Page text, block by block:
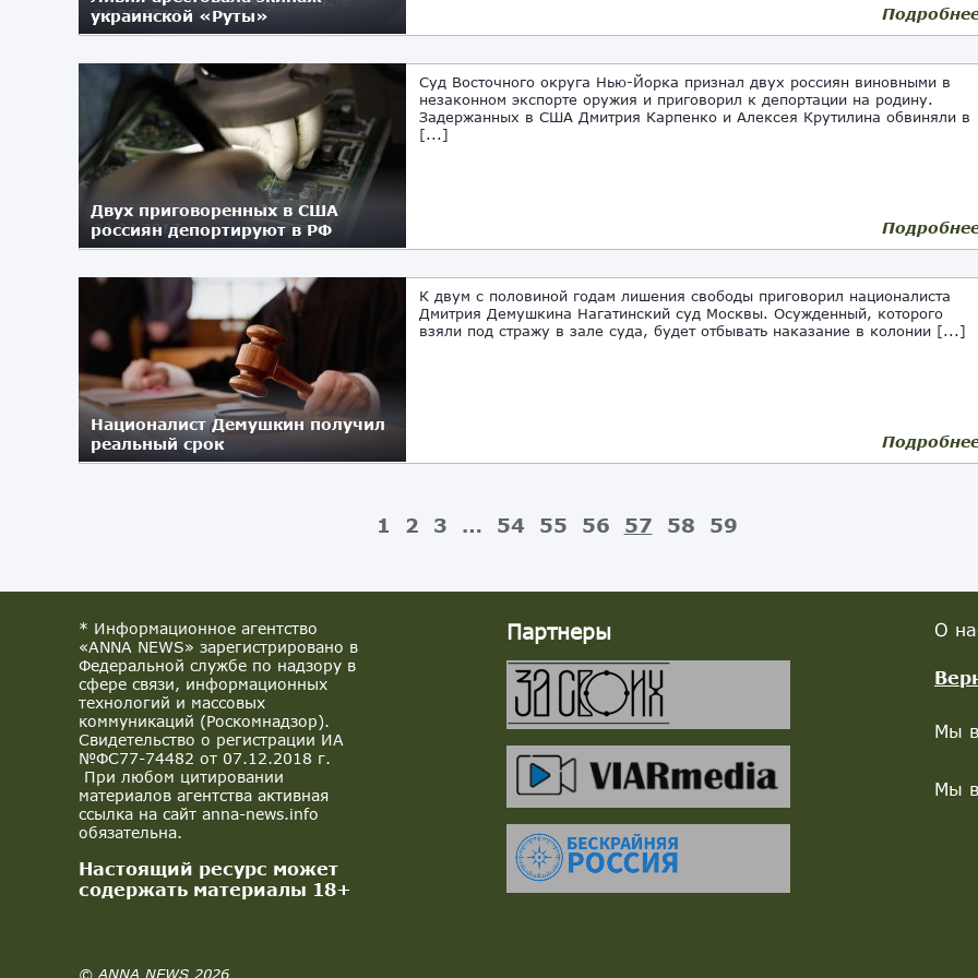
украинской «Руты»
01.05.2017
Двух приговоренных в США
россиян депортируют в РФ
Суд Восточного округа Нью-Йорка признал двух россиян виновными в
незаконном экспорте оружия и приговорил к депортации на родину.
Задержанных в США Дмитрия Карпенко и Алексея Крутилина обвиняли в
[...]
29.04.2017
Националист Демушкин получил
реальный срок
К двум с половиной годам лишения свободы приговорил националиста
Дмитрия Демушкина Нагатинский суд Москвы. Осужденный, которого
взяли под стражу в зале суда, будет отбывать наказание в колонии [...]
25.04.2017
1 2 3 … 54 55 56 57 58 59
* Информационное агентство
«ANNA NEWS» зарегистрировано в
Федеральной службе по надзору в
сфере связи, информационных
технологий и массовых
коммуникаций (Роскомнадзор).
Свидетельство о регистрации ИА
№ФС77-74482 от 07.12.2018 г.
При любом цитировании
материалов агентства активная
ссылка на сайт anna-news.info
обязательна.
Настоящий ресурс может
содержать материалы 18+
© ANNA NEWS 2026
Партнеры О
Мы
Мы